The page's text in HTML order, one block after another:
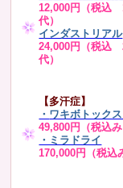
12,000円（税込
代）
インダストリアル
24,000円（税込
代）
【多汗症】
・ ワキボトック
49,800円（税込
・ミラドライ
170,000円（税込